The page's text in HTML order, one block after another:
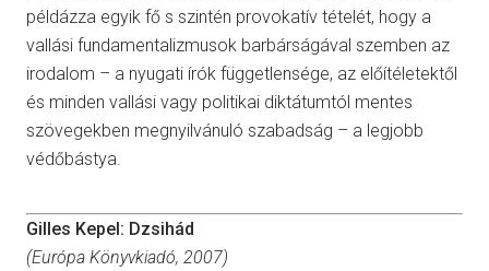
példázza egyik fő s szintén provokatív tételét, hogy a
vallási fundamentalizmusok barbárságával szemben az
irodalom – a nyugati írók függetlensége, az előítéletektől
és minden vallási vagy politikai diktátumtól mentes
szövegekben megnyilvánuló szabadság – a legjobb
védőbástya.
Gilles Kepel: Dzsihád
(Európa Könyvkiadó, 2007)